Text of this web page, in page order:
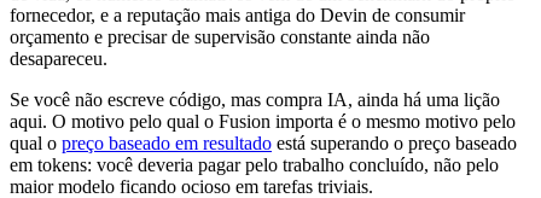
fornecedor, e a reputação mais antiga do Devin de consumir
orçamento e precisar de supervisão constante ainda não
desapareceu.
Se você não escreve código, mas compra IA, ainda há uma lição
aqui. O motivo pelo qual o Fusion importa é o mesmo motivo pelo
qual o preço baseado em resultado está superando o preço baseado
em tokens: você deveria pagar pelo trabalho concluído, não pelo
maior modelo ficando ocioso em tarefas triviais.